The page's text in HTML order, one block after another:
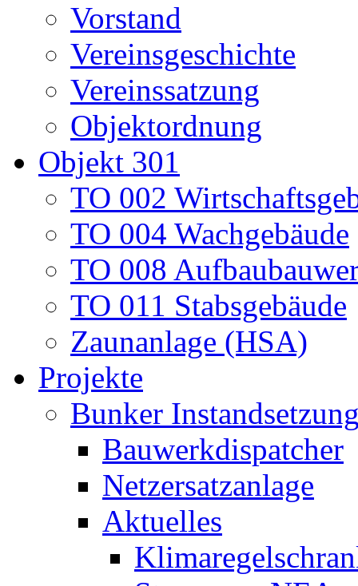
Vorstand
Vereinsgeschichte
Vereinssatzung
Objektordnung
Objekt 301
TO 002
TO 004 Wachgebäude
TO 008
TO 011 Stabsgebäude
Zaunanlage (HSA)
Projekte
Bunker
Bauwerkdispatcher
Netzersatzanlage
Aktuelles